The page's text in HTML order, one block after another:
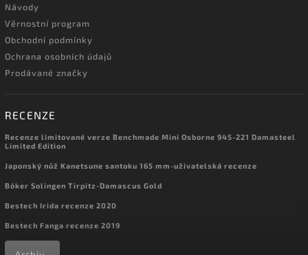
Návody
Věrnostní program
Obchodní podmínky
Ochrana osobních údajů
Prodávané značky
RECENZE
Recenze limitované verze Benchmade Mini Osborne 945-221 Damasteel
Limited Edition
Japonský nůž Kanetsune santoku 165 mm-uživatelská recenze
Böker Solingen Tirpitz-Damascus Gold
Bestech Irida recenze 2020
Bestech Fanga recenze 2019